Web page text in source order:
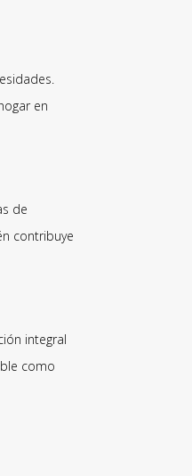
en
de
contribuye
integral
como